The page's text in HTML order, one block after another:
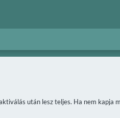
után lesz teljes. Ha nem